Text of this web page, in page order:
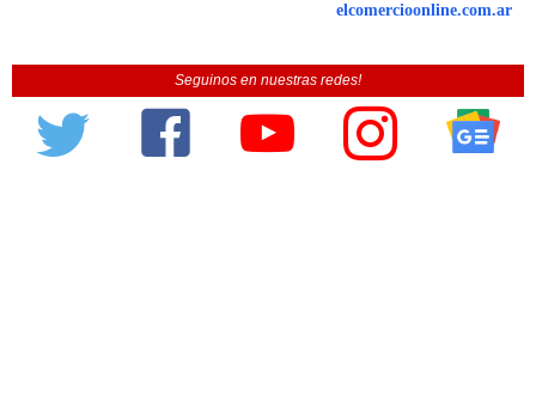
elcomercioonline.com.ar
Seguinos en nuestras redes!